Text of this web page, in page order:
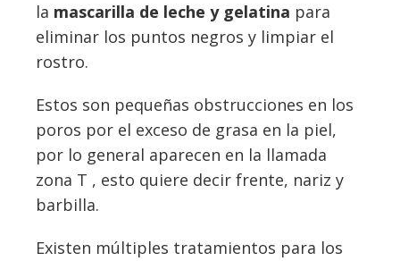
la mascarilla de leche y gelatina para
eliminar los puntos negros y limpiar el
rostro.
Estos son pequeñas obstrucciones en los
poros por el exceso de grasa en la piel,
por lo general aparecen en la llamada
zona T , esto quiere decir frente, nariz y
barbilla.
Existen múltiples tratamientos para los